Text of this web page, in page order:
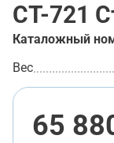
СТ-721
Каталожный
Вес
65